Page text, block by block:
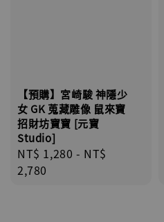
【預購】宮崎駿 神隱少
女 GK 蒐藏雕像 鼠來寶
招財坊寶寶 [元寶
Studio]
Regular
price
NT$ 1,280 - NT$
2,780